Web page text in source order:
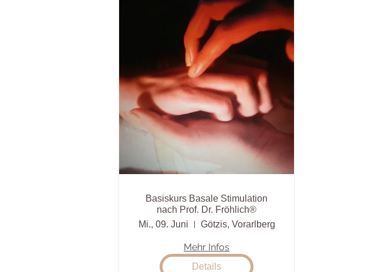
Basiskurs Basale Stimulation
nach Prof. Dr. Fröhlich®
Mi., 09. Juni
Götzis, Vorarlberg
Mehr Infos
Details